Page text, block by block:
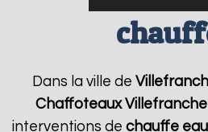
Dans la ville de
Chaffoteaux
interventions de chauffe